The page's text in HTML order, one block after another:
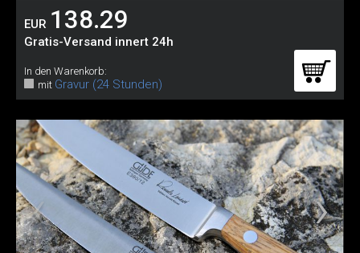
EUR 138.29
Gratis-Versand innert 24h
In den Warenkorb:
mit Gravur (24 Stunden)